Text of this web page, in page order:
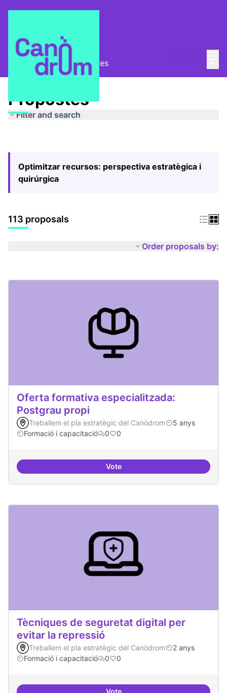
Pla Estratègic Propostes
Propostes
Filter and search
Optimitzar recursos: perspectiva estratègica i
quirúrgica
113 proposals
Order proposals by:
Oferta formativa especialitzada:
Postgrau propi
Treballem el pla estratègic del Canòdrom
5 anys
Formació i capacitació
0 0
VoteOferta formativa especialitzada:
Tècniques de seguretat digital per
evitar la repressió
Treballem el pla estratègic del Canòdrom
2 anys
Formació i capacitació
0 0
Vote